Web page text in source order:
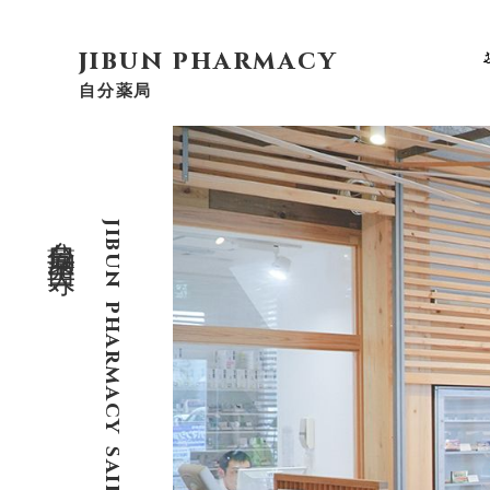
jibun pharmacy
自分薬局
jibun
pharmacy
西大寺